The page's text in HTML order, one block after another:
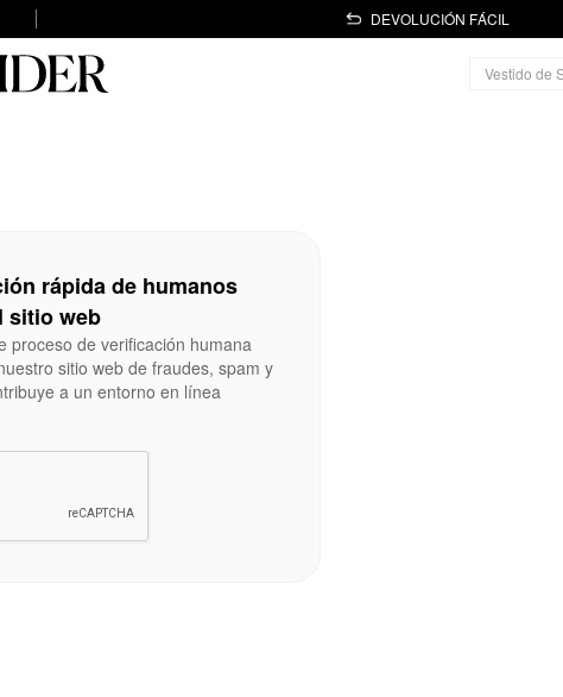
DEVOLUCIÓN FÁCIL
rápida de humanos
sitio web
proceso de verificación humana
sitio web de fraudes, spam y
a un entorno en línea